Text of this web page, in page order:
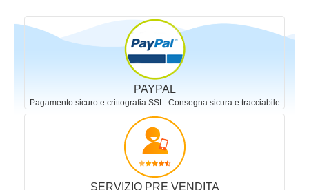
PAYPAL
Pagamento sicuro e crittografia SSL. Consegna sicura e tracciabile
SERVIZIO PRE VENDITA